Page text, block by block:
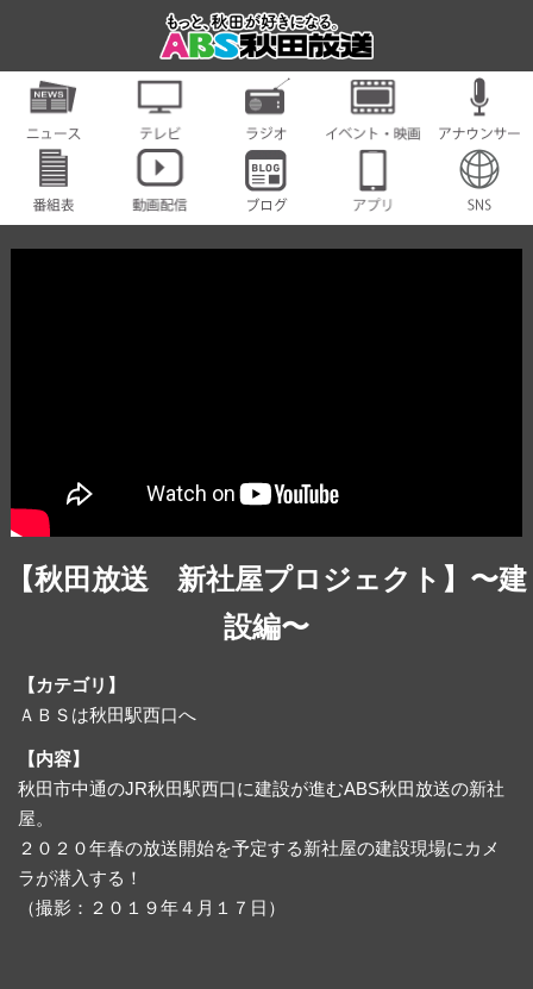
【秋田放送 新社屋プロジェクト】〜建
設編〜
【カテゴリ】
ＡＢＳは秋田駅西口へ
【内容】
秋田市中通のJR秋田駅西口に建設が進むABS秋田放送の新社
屋。
２０２０年春の放送開始を予定する新社屋の建設現場にカメ
ラが潜入する！
（撮影：２０１９年４月１７日）